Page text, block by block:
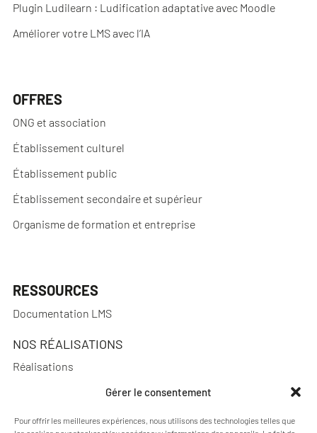
Gérer le consentement
Pour offrir les meilleures expériences, nous utilisons des technologies telles que
Plugin Ludilearn : Ludification adaptative avec Moodle
Améliorer votre LMS avec l’IA
OFFRES
ONG et association
Établissement culturel
Établissement public
Établissement secondaire et supérieur
Organisme de formation et entreprise
RESSOURCES
Documentation LMS
NOS RÉALISATIONS
Réalisations